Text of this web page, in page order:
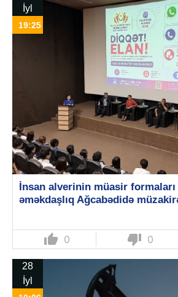
İyl
19:25
İnsan alverinin müasir
əməkdaşlıq Ağcabədidə
thumb_up 0 thumb_down 0
28
İyl